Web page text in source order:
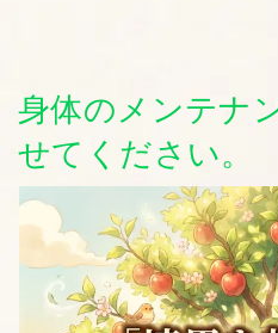
身体のメンテナ
せてください。